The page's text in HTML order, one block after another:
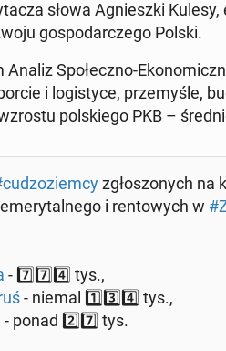
słowa Agniesz­ki
go­spo­dar­cze­go Polski.
Analiz Spo­łecz­no-
i lo­gi­sty­ce, prze­my­śle,
pol­skie­go PKB –
zgło­szo­nych na
i ren­to­wych w
- 7⃣7⃣4⃣ tys.,
- niemal 1⃣3⃣4⃣ tys.,
- ponad 2⃣7⃣ tys.